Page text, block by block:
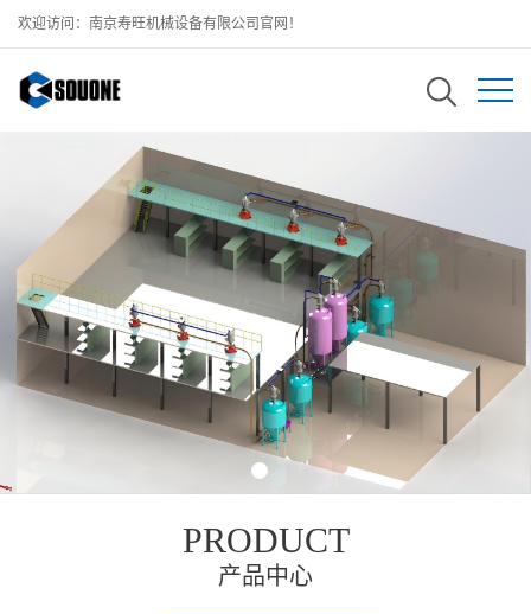
欢迎访问：南京寿旺机械设备有限公司官网！
PRODUCT
产品中心